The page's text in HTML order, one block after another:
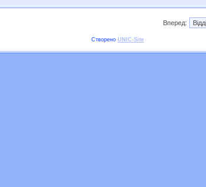
Вперед:
Створено UNIC-Site